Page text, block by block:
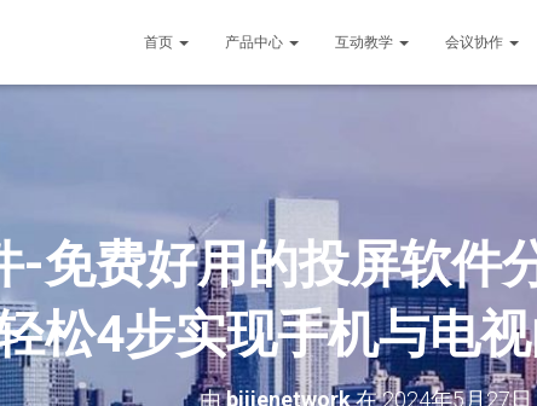
首页 产品中心 互动教学 会议协作
-免费好用的投屏软件
松4步实现手机与电
由bijienetwork在2024年5月27日